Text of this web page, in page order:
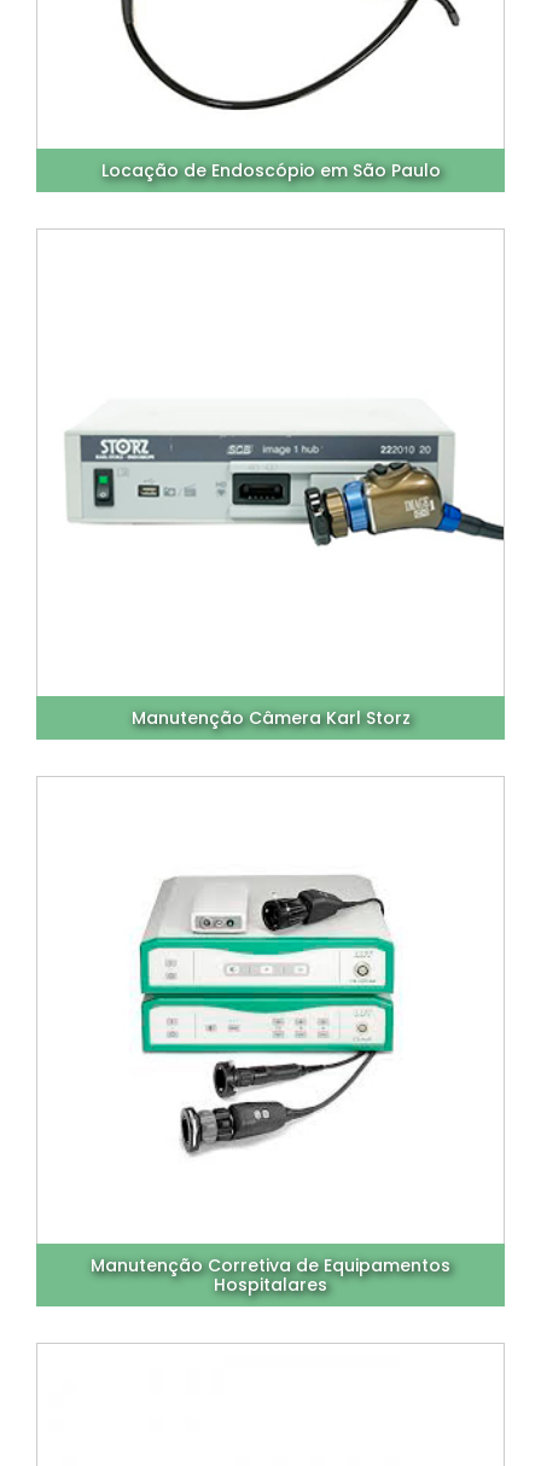
Locação de Endoscópio em São Paulo
Manutenção Câmera Karl Storz
Manutenção Corretiva de Equipamentos
Hospitalares